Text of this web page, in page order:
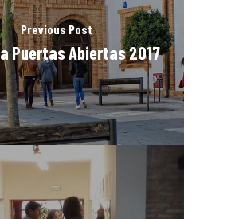
Previous Post
Puertas Abiertas 2017